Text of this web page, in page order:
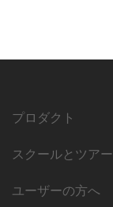
プロダクト
スクールとツアー
ユーザーの方へ